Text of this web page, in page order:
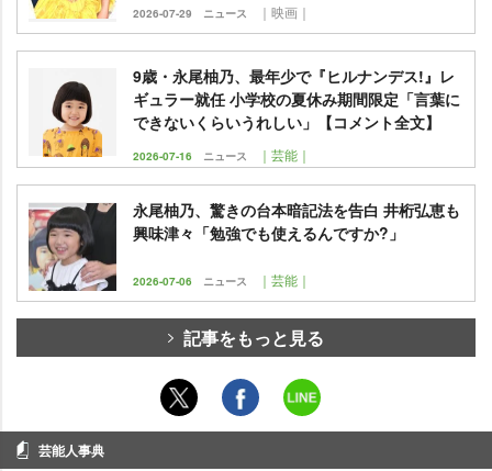
2026-07-29 ニュース ｜映画｜
9歳・永尾柚乃、最年少で『ヒルナンデス!』レ
ギュラー就任 小学校の夏休み期間限定「言葉に
できないくらいうれしい」【コメント全文】
2026-07-16 ニュース ｜芸能｜
永尾柚乃、驚きの台本暗記法を告白 井桁弘恵も
興味津々「勉強でも使えるんですか?」
2026-07-06 ニュース ｜芸能｜
記事をもっと見る
芸能人事典